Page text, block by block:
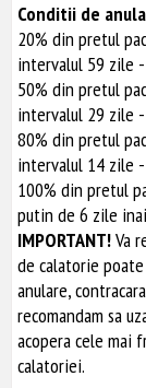
Conditii de
20% din pretul
intervalul 59 zile
50% din pretul
intervalul 29 zile
80% din pretul
intervalul 14 zile
100% din pretul
putin de 6 zile
IMPORTANT!Va
de calatorie
anulare,
recomandam sa
acopera cele mai
calatoriei.